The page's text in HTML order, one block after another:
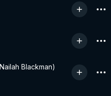
Blackman)